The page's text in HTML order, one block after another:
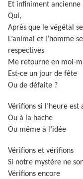
Et infiniment ancienne
Qui,
Après que le végétal
L’animal et l’homme
respectives
Me retourne en moi-
Est-ce un jour de fête
Ou de défaite ?
Vérifions si l’heure est
Ou à la hache
Ou même à l’idée
Vérifions et vérifions
Si notre mystère ne
Vérifions encore